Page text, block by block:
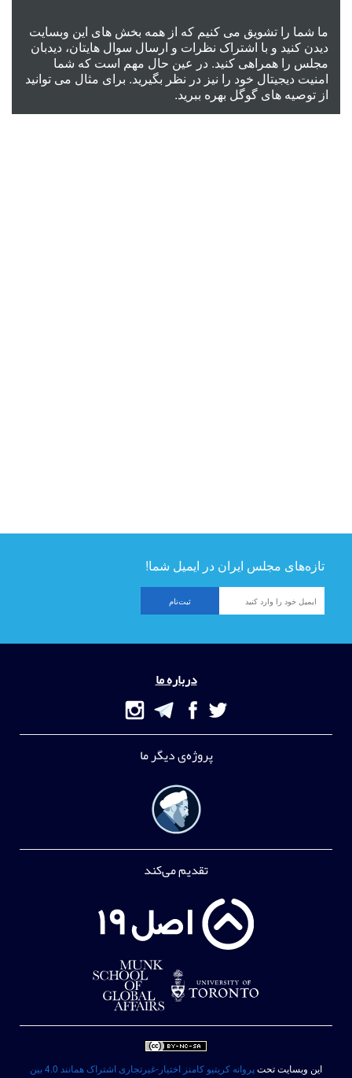
ما شما را تشویق می کنیم که از همه بخش های این وبسایت
دیدن کنید و با اشتراک نظرات و ارسال سوال هایتان، دیدبان
مجلس را همراهی کنید. در عین حال مهم است که شما
امنیت دیجیتال خود را نیز در نظر بگیرید. برای مثال می توانید
از توصیه های گوگل بهره ببرید.
تازه‌های مجلس ایران در ایمیل شما!
درباره ما
پروژه‌ی دیگر ما
تقدیم می‌کند
این وبسایت تحت
پروانه کریتیو کامنز اختیار-غیرتجاری اشتراک همانند 4.0 بین